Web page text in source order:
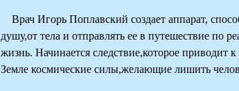
Врач Игорь Поплавский создает аппарат,
душу,от тела и отправлять ее в путешествие по
жизнь. Начинается следствие,которое
Земле космические силы,желающие лишить